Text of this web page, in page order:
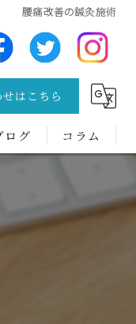
腰痛改善の鍼灸施術
はこちら
ログ コラム